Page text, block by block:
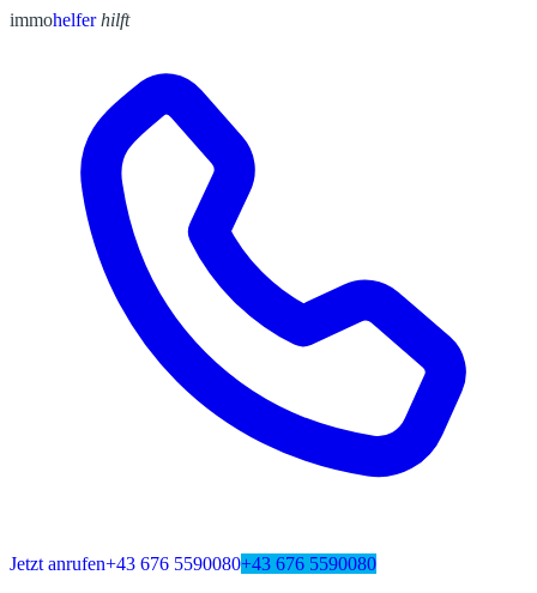
immohelfer hilft
Jetzt anrufen+43 676 5590080+43 676 5590080